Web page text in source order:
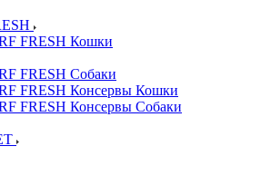
FRESH Кошки
FRESH Собаки
FRESH Консервы Кошки
FRESH Консервы Собаки